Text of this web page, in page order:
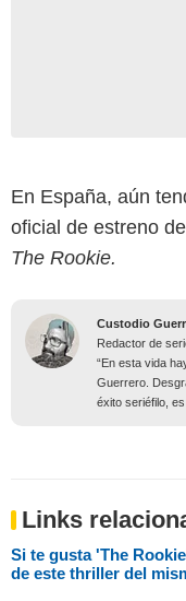
En España, aún
oficial de estreno
The Rookie.
Custodio
Redactor de
“En esta vida
Guerrero.
éxito seriéfilo,
Links
Si te gusta 'The
de este thriller del